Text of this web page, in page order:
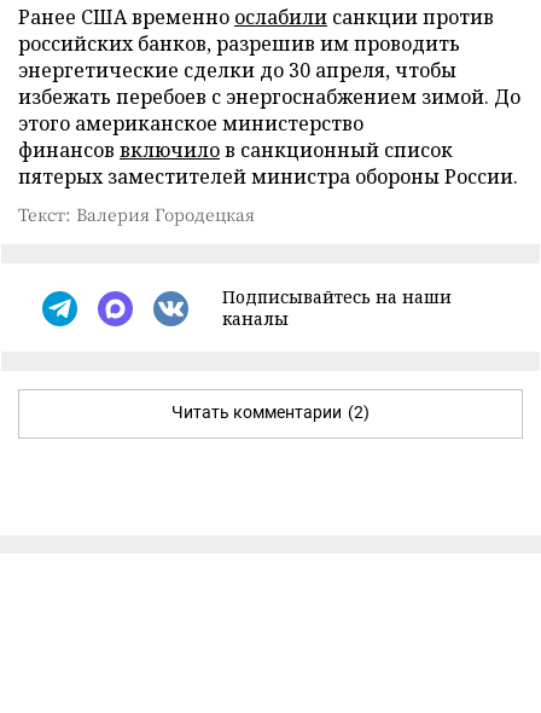
Ранее США временно ослабили санкции против
российских банков, разрешив им проводить
энергетические сделки до 30 апреля, чтобы
избежать перебоев с энергоснабжением зимой. До
этого американское министерство
финансов включилов санкционный список
пятерых заместителей министра обороны России.
Текст: Валерия Городецкая
Подписывайтесь на наши
каналы
Читать комментарии (2)